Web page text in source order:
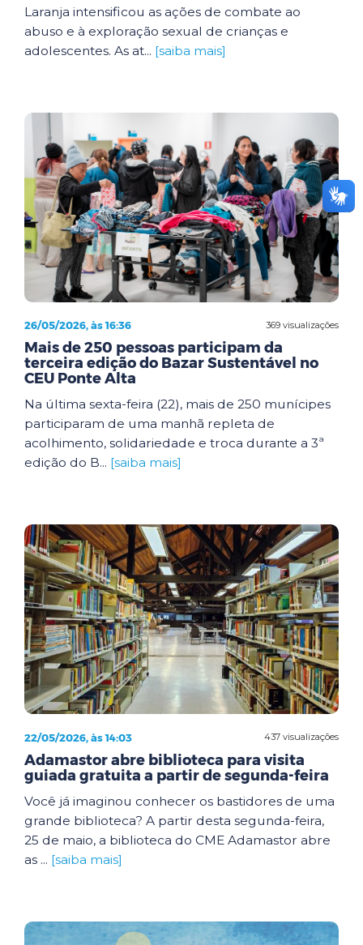
Laranja intensificou as ações de combate ao
abuso e à exploração sexual de crianças e
adolescentes. As at... [saiba mais]
369 visualizações
26/05/2026, às 16:36
Mais de 250 pessoas participam da
terceira edição do Bazar Sustentável no
CEU Ponte Alta
Na última sexta-feira (22), mais de 250 munícipes
participaram de uma manhã repleta de
acolhimento, solidariedade e troca durante a 3ª
edição do B... [saiba mais]
437 visualizações
22/05/2026, às 14:03
Adamastor abre biblioteca para visita
guiada gratuita a partir de segunda-feira
Você já imaginou conhecer os bastidores de uma
grande biblioteca? A partir desta segunda-feira,
25 de maio, a biblioteca do CME Adamastor abre
as ... [saiba mais]